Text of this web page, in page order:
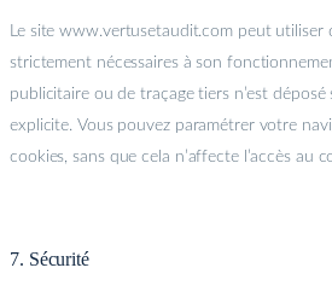
Le site www.vertusetaudit.com peut utiliser
strictement nécessaires à son
publicitaire ou de traçage tiers n’est
explicite. Vous pouvez paramétrer votre
cookies, sans que cela n’affecte l’accès au
7. Sécurité